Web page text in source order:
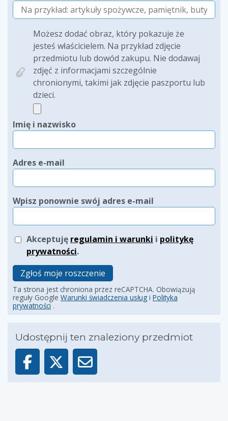
Możesz dodać obraz, który pokazuje że
jesteś właścicielem. Na przykład zdjęcie
przedmiotu lub dowód zakupu. Nie dodawaj
zdjęć z informacjami szczególnie
chronionymi, takimi jak zdjęcie paszportu lub
dzieci.
Imię i nazwisko
Adres e-mail
Wpisz ponownie swój adres e-mail
Akceptuję regulamin i warunki i politykę
prywatności.
Zgłoś moje roszczenie
Ta strona jest chroniona przez reCAPTCHA. Obowiązują
reguły Google Warunki świadczenia usług i Polityka
prywatności.
Udostępnij ten znaleziony przedmiot